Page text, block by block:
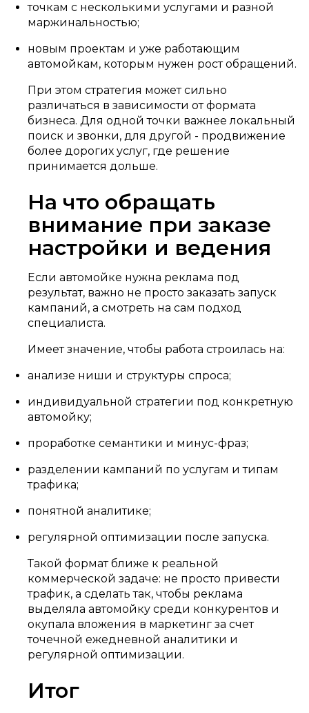
точкам с несколькими услугами и разной
маржинальностью;
новым проектам и уже работающим
автомойкам, которым нужен рост обращений.
При этом стратегия может сильно
различаться в зависимости от формата
бизнеса. Для одной точки важнее локальный
поиск и звонки, для другой - продвижение
более дорогих услуг, где решение
принимается дольше.
На что обращать
внимание при заказе
настройки и ведения
Если автомойке нужна реклама под
результат, важно не просто заказать запуск
кампаний, а смотреть на сам подход
специалиста.
Имеет значение, чтобы работа строилась на:
анализе ниши и структуры спроса;
индивидуальной стратегии под конкретную
автомойку;
проработке семантики и минус-фраз;
разделении кампаний по услугам и типам
трафика;
понятной аналитике;
регулярной оптимизации после запуска.
Такой формат ближе к реальной
коммерческой задаче: не просто привести
трафик, а сделать так, чтобы реклама
выделяла автомойку среди конкурентов и
окупала вложения в маркетинг за счет
точечной ежедневной аналитики и
регулярной оптимизации.
Итог